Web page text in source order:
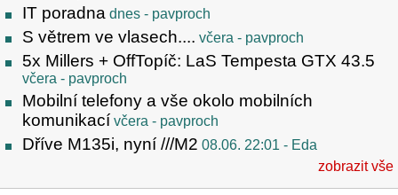
IT poradna dnes - pavproch
S větrem ve vlasech.... včera - pavproch
5x Millers + OffTopíč: LaS Tempesta GTX 43.5
včera - pavproch
Mobilní telefony a vše okolo mobilních
komunikací včera - pavproch
Dříve M135i, nyní ///M2 08.06. 22:01 - Eda
zobrazit vše